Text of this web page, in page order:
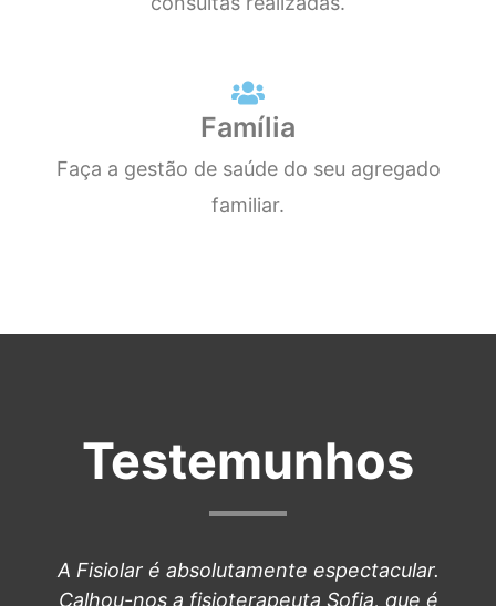
Família
Faça a gestão de saúde do seu agregado
familiar.
Testemunhos
A Fisiolar é absolutamente espectacular.
Calhou-nos a fisioterapeuta Sofia, que é